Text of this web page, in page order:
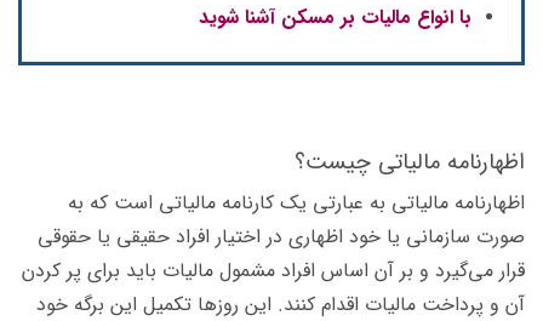
با انواع مالیات بر مسکن آشنا شوید
اظهارنامه مالیاتی چیست؟
اظهارنامه مالیاتی به عبارتی یک کارنامه مالیاتی است که به
صورت سازمانی یا خود اظهاری در اختیار افراد حقیقی یا حقوقی
قرار می‌گیرد و بر آن اساس افراد مشمول مالیات باید برای پر کردن
آن و پرداخت مالیات اقدام کنند. این روزها تکمیل این برگه خود